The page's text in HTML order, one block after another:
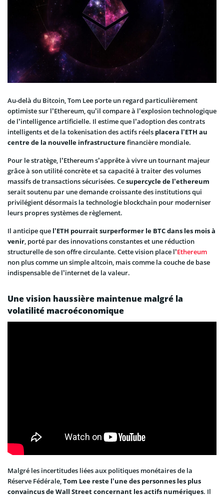
Au-delà du Bitcoin, Tom Lee porte un regard particulièrement
optimiste sur l’Ethereum, qu’il compare à l’explosion technologique
de l’intelligence artificielle. Il estime que l’adoption des contrats
intelligents et de la tokenisation des actifs réels placera l’ETH au
centre de la nouvelle infrastructurefinancière mondiale.
Pour le stratège, l’Ethereum s’apprête à vivre un tournant majeur
grâce à son utilité concrète et sa capacité à traiter des volumes
massifs de transactions sécurisées. Cesupercycle de l’ethereum
serait soutenu par une demande croissante des institutions qui
privilégient désormais la technologie blockchain pour moderniser
leurs propres systèmes de règlement.
Il anticipe que l’ETH pourrait surperformer le BTC dans les mois à
venir, porté par des innovations constantes et une réduction
structurelle de son offre circulante. Cette vision place l’Ethereum
non plus comme un simple altcoin, mais comme la couche de base
indispensable de l’internet de la valeur.
Une vision haussière maintenue malgré la
volatilité macroéconomique
Malgré les incertitudes liées aux politiques monétaires de la
Réserve Fédérale,Tom Lee reste l’une des personnes les plus
convaincus de Wall Street concernant les actifs numériques. Il